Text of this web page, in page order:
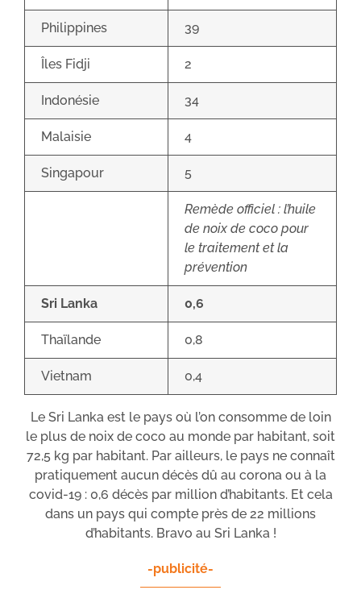
Philippines 39
Îles Fidji 2
Indonésie 34
Malaisie 4
Singapour 5
Remède officiel : l’huile
de noix de coco pour
le traitement et la
prévention
Sri Lanka 0,6
Thaïlande 0,8
Vietnam 0,4
Le Sri Lanka est le pays où l’on consomme de loin
le plus de noix de coco au monde par habitant, soit
72,5 kg par habitant. Par ailleurs, le pays ne connaît
pratiquement aucun décès dû au corona ou à la
covid-19 : 0,6 décès par million d’habitants. Et cela
dans un pays qui compte près de 22 millions
d’habitants. Bravo au Sri Lanka !
-publicité-